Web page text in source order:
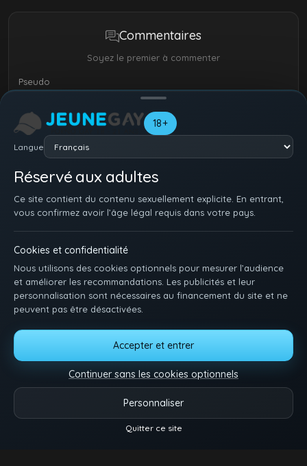
18+
Langue
Réservé aux adultes
Ce site contient du contenu sexuellement explicite. En entrant,
vous confirmez avoir l’âge légal requis dans votre pays.
Cookies et confidentialité
Nous utilisons des cookies optionnels pour mesurer l’audience
et améliorer les recommandations. Les publicités et leur
personnalisation sont nécessaires au financement du site et ne
peuvent pas être désactivées.
Accepter et entrer
Continuer sans les cookies optionnels
Personnaliser
Quitter ce site
Commentaires
Soyez le premier à commenter
Pseudo
ACCUEIL INSCRIPTION SE CONNECTER SUPPORT / CONTACT
CONDITIONS D'UTILISATION
DMCA
GÉRER LES COOKIES
Pose-toi et matte des minets qui baisent. Une idée, une envie ? Dis-nous tout.
Twink Tube- Tous droits réservés.
Reels